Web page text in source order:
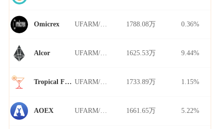
Omicrex 1788.08万 0.36%
Alcor 1625.53万 9.44%
Tropical Finance 1733.89万 1.15%
AOEX 1661.65万 5.22%